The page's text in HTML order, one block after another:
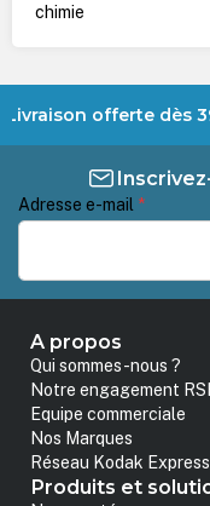
chimie
Livraison offerte dès
Adresse e-mail *
A propos
Qui sommes-nous ?
Notre engagement
Equipe commerciale
Nos Marques
Réseau Kodak Express
Produits et